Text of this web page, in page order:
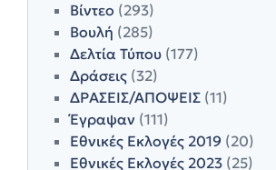
Βίντεο (293)
Βουλή (285)
Δελτία Τύπου (177)
Δράσεις (32)
ΔΡΑΣΕΙΣ/ΑΠΟΨΕΙΣ (11)
Έγραψαν (111)
Εθνικές Εκλογές 2019 (20)
Εθνικές Εκλογές 2023 (25)